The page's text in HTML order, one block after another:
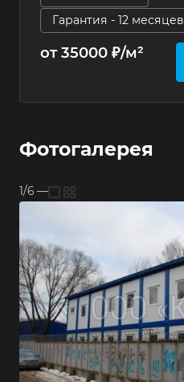
Гарантия - 12 месяцев
от 35000 ₽/м²
Фотогалерея
1/6 —